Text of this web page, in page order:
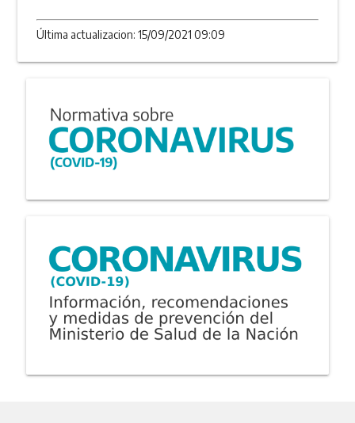
Última actualizacion: 15/09/2021 09:09